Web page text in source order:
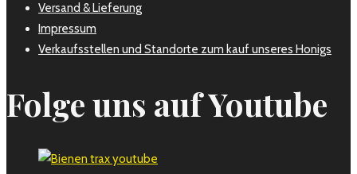
Versand & Lieferung
Impressum
Verkaufsstellen und Standorte zum kauf unseres Honigs
Folge uns auf Youtube